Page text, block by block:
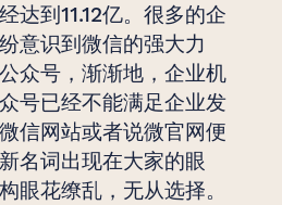
达到11.12亿。很多的企
意识到微信的强大力
众号，渐渐地，企业机
号已经不能满足企业发
信网站或者说微官网便
名词出现在大家的眼
眼花缭乱，无从选择。